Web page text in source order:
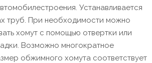
Устанавливается
труб. При необходимости можно
хомут с помощью отвертки или
Возможно многократное
обжимного хомута соответствует